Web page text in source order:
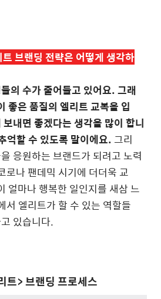
브랜딩 전략은 어떻게 생각하
의 수가 줄어들고 있어요. 그래
좋은 품질의 엘리트 교복을 입
내면 좋겠다는 생각을 많이 합니
억할 수 있도록 말이에요. 그리
응원하는 브랜드가 되려고 노력
로나 팬데믹 시기에 더더욱 교
얼마나 행복한 일인지를 새삼 느
서 엘리트가 할 수 있는 역할들
있습니다.
트>브랜딩 프로세스